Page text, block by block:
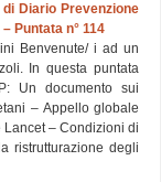
Diario Prevenzione
Puntata n° 114
Benvenute/ i ad un
In questa puntata
Un documento sui
– Appello globale
– Condizioni di
ristrutturazione degli